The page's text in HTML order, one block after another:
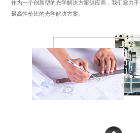
作为一个创新型的光学解决方案供应商，我们致力
最高性价比的光学解决方案。